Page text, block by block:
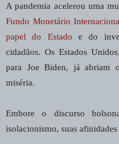
A pandemia acelerou uma
Fundo Monetário
papel do Estado e do
cidadãos. Os Estados
para Joe Biden, já abriam
miséria.
Embore o discurso
isolacionismo, suas